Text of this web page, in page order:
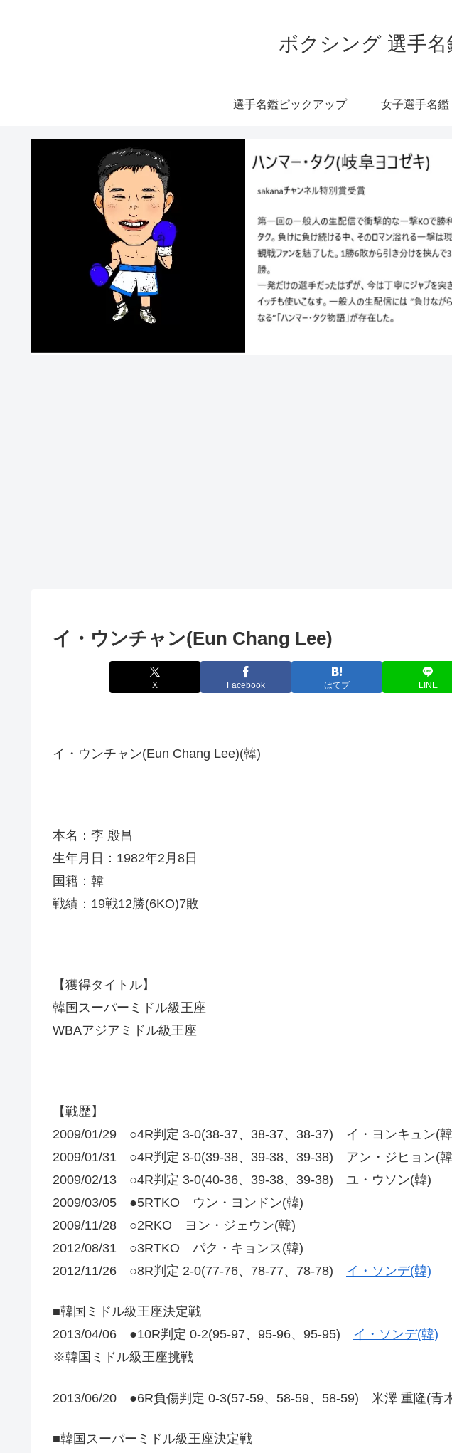
ボクシング 選手
選手名鑑ピックアップ 女子選手名鑑
イ・ウンチャン(Eun Chang Lee)
X Facebook はてブ LINE
イ・ウンチャン(Eun Chang Lee)(韓)
本名：李 殷昌
生年月日：1982年2月8日
国籍：韓
戦績：19戦12勝(6KO)7敗
【獲得タイトル】
韓国スーパーミドル級王座
WBAアジアミドル級王座
【戦歴】
2009/01/29 ○4R判定 3-0(38-37、38-37、38-37) イ・ヨンキュン(
2009/01/31 ○4R判定 3-0(39-38、39-38、39-38) アン・ジヒョン(
2009/02/13 ○4R判定 3-0(40-36、39-38、39-38) ユ・ウソン(韓)
2009/03/05 ●5RTKO ウン・ヨンドン(韓)
2009/11/28 ○2RKO ヨン・ジェウン(韓)
2012/08/31 ○3RTKO パク・キョンス(韓)
2012/11/26 ○8R判定 2-0(77-76、78-77、78-78) イ・ソンデ(韓)
■韓国ミドル級王座決定戦
2013/04/06 ●10R判定 0-2(95-97、95-96、95-95) イ・ソンデ(韓)
※韓国ミドル級王座挑戦
2013/06/20 ●6R負傷判定 0-3(57-59、58-59、58-59) 米澤 重隆(青
■韓国スーパーミドル級王座決定戦